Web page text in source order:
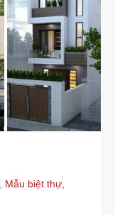
Mẫu biệt thự,